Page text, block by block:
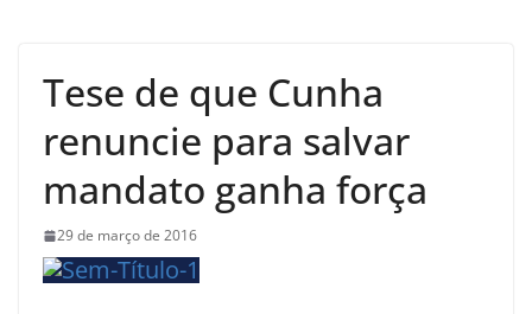
Tese de que Cunha
renuncie para salvar
mandato ganha força
29 de março de 2016